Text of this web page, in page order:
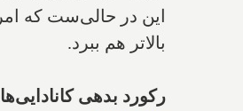
این در حالی‌ست که
بالاتر هم ببرد.
رکورد بدهی